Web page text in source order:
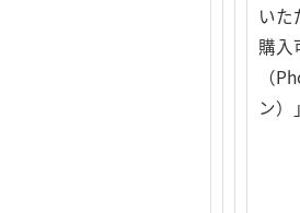
いた
購入
（
ン）